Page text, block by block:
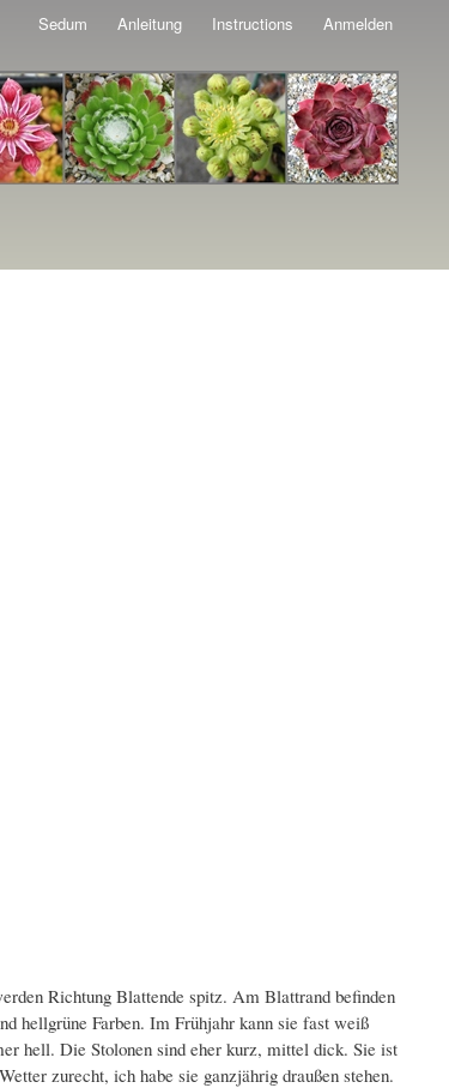
Sedum Anleitung Instructions Anmelden
Richtung Blattende spitz. Am Blattrand befinden
hellgrüne Farben. Im Frühjahr kann sie fast weiß
hell. Die Stolonen sind eher kurz, mittel dick. Sie ist
zurecht, ich habe sie ganzjährig draußen stehen.